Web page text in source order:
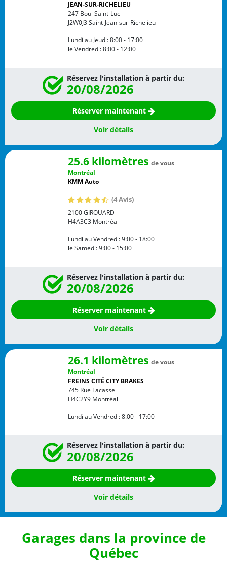
JEAN-SUR-RICHELIEU
247 Boul Saint-Luc
J2W0J3Saint-Jean-sur-Richelieu
Lundi au Jeudi:8:00 - 17:00
le Vendredi:8:00 - 12:00
Réservez l'installation à partir du:
20/08/2026
Réserver maintenant
Voir détails
25.6 kilomètres de vous
Montréal
KMM Auto
(4 Avis)
2100 GIROUARD
H4A3C3 Montréal
Lundi au Vendredi:9:00 - 18:00
le Samedi:9:00 - 15:00
Réservez l'installation à partir du:
20/08/2026
Réserver maintenant
Voir détails
26.1 kilomètres de vous
Montréal
FREINS CITÉ CITY BRAKES
745 Rue Lacasse
H4C2Y9 Montréal
Lundi au Vendredi:8:00 - 17:00
Réservez l'installation à partir du:
20/08/2026
Réserver maintenant
Voir détails
Garages dans la province de
Québec